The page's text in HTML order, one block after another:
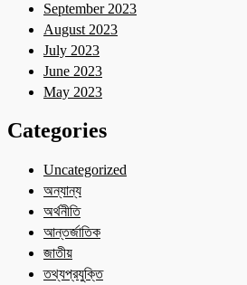
September 2023
August 2023
July 2023
June 2023
May 2023
Categories
Uncategorized
অন্যান্য
অর্থনীতি
আন্তর্জাতিক
জাতীয়
তথ্যপ্রযুক্তি